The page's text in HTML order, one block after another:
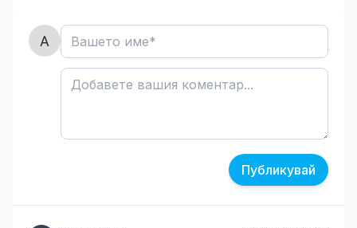
Публикувай